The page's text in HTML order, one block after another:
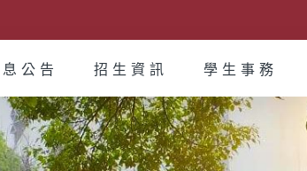
公告 招生資訊 學生事務